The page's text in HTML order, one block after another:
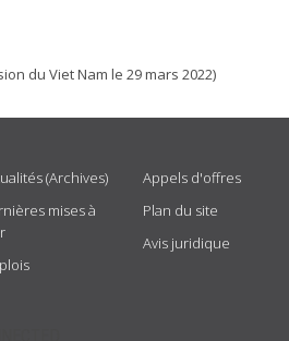
du Viet Nam le 29 mars 2022)
(Archives)
mises à
Appels d'offres
Plan du site
Avis juridique